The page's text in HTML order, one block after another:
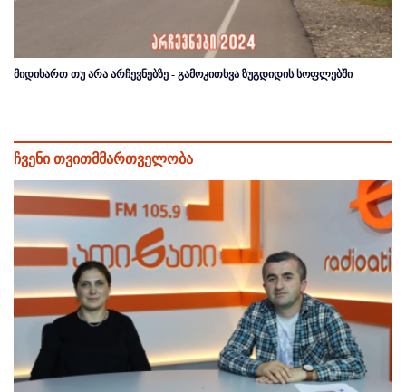
მიდიხართ თუ არა არჩევნებზე - გამოკითხვა ზუგდიდის სოფლებში
ჩვენი თვითმმართველობა